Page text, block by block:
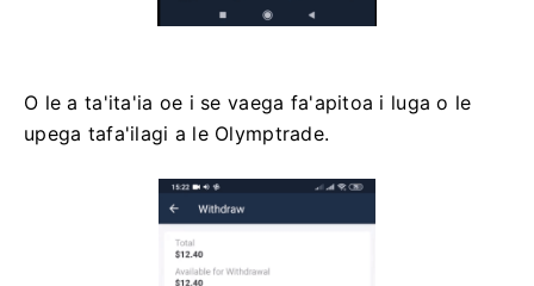
O le a ta'ita'ia oe i se vaega fa'apitoa i luga o le
upega tafa'ilagi a le Olymptrade.